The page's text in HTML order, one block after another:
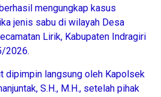
mengungkap kasus
jenis sabu di wilayah Desa
Lirik, Kabupaten Indragiri
2026.
dipimpin langsung oleh Kapolsek
S.H., M.H., setelah pihak